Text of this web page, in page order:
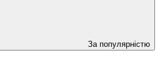
За популярністю